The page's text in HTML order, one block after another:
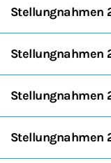
Stellungnahmen
Stellungnahmen
Stellungnahmen
Stellungnahmen